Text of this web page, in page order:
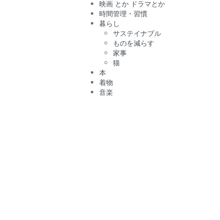
映画 とか ドラマとか
時間管理・習慣
暮らし
サステイナブル
ものを減らす
家事
猫
本
着物
音楽